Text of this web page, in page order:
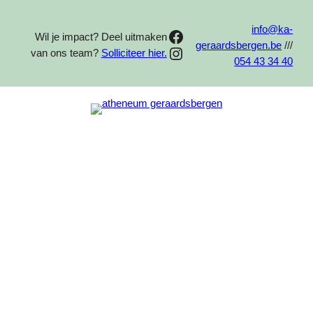
Wil je impact? Deel uitmaken
van ons team? Solliciteer hier.
Facebook
Instagram
info@ka-
geraardsbergen.be ///
054 43 34 40